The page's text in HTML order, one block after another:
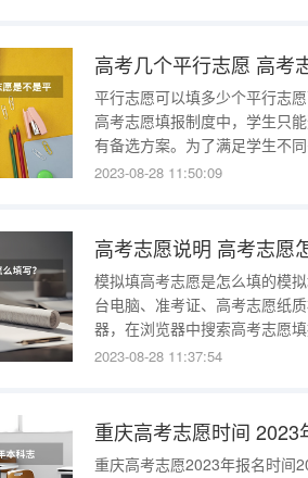
高考几个平行志愿 高考
平行志愿可以填多少个平行志
高考志愿填报制度中，学生只
有备选方案。为了满足学生不
志愿制度应运而生。平行志愿
2023-08-28 11:50:09
高考志愿说明 高考志愿
模拟填高考志愿是怎么填的模
台电脑、准考证、高考志愿纸
器，在浏览器中搜索高考志愿
系统首页，仔细阅读《网上填
2023-08-28 11:37:54
重庆高考志愿时间
重庆高考志愿2023年报名时间